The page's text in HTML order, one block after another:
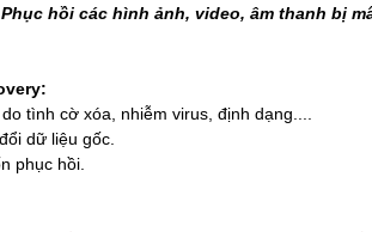
hồi các hình ảnh, video, âm thanh bị
tình cờ xóa, nhiễm virus, định dạng....
dữ liệu gốc.
phục hồi.